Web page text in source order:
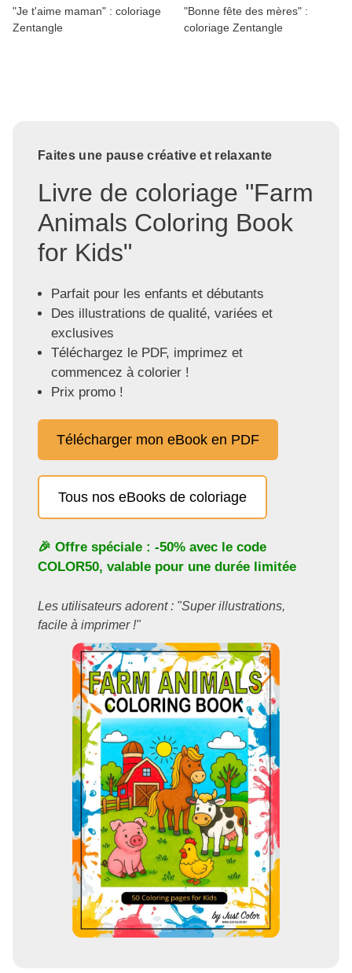
"Je t'aime maman" : coloriage
Zentangle
"Bonne fête des mères" :
coloriage Zentangle
Faites une pause créative et relaxante
Livre de coloriage "Farm
Animals Coloring Book
for Kids"
Parfait pour les enfants et débutants
Des illustrations de qualité, variées et
exclusives
Téléchargez le PDF, imprimez et
commencez à colorier !
Prix promo !
Télécharger mon eBook en PDF
Tous nos eBooks de coloriage
🎉 Offre spéciale : -50% avec le code
COLOR50, valable pour une durée limitée
Les utilisateurs adorent : "Super illustrations,
facile à imprimer !"